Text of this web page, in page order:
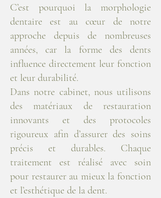
C’est pourquoi la morphologie
dentaire est au cœur de notre
approche depuis de nombreuses
années, car la forme des dents
influence directement leur fonction
et leur durabilité.
Dans notre cabinet, nous utilisons
des matériaux de restauration
innovants et des protocoles
rigoureux afin d’assurer des soins
précis et durables. Chaque
traitement est réalisé avec soin
pour restaurer au mieux la fonction
et l’esthétique de la dent.